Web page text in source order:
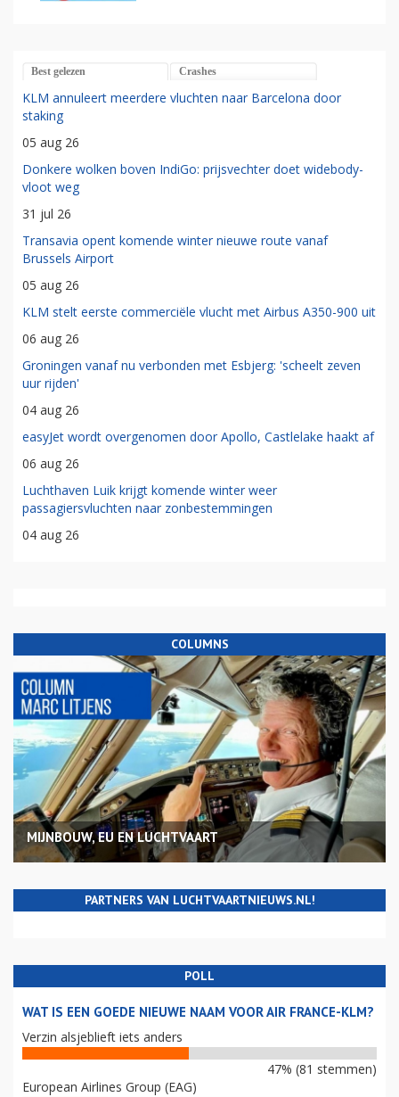
Best gelezen Crashes
KLM annuleert meerdere vluchten naar Barcelona door
staking
05 aug 26
Donkere wolken boven IndiGo: prijsvechter doet widebody-
vloot weg
31 jul 26
Transavia opent komende winter nieuwe route vanaf
Brussels Airport
05 aug 26
KLM stelt eerste commerciële vlucht met Airbus A350-900 uit
06 aug 26
Groningen vanaf nu verbonden met Esbjerg: 'scheelt zeven
uur rijden'
04 aug 26
easyJet wordt overgenomen door Apollo, Castlelake haakt af
06 aug 26
Luchthaven Luik krijgt komende winter weer
passagiersvluchten naar zonbestemmingen
04 aug 26
COLUMNS
MIJNBOUW, EU EN LUCHTVAART
PARTNERS VAN LUCHTVAARTNIEUWS.NL!
POLL
WAT IS EEN GOEDE NIEUWE NAAM VOOR AIR FRANCE-KLM?
Verzin alsjeblieft iets anders
47% (81 stemmen)
European Airlines Group (EAG)